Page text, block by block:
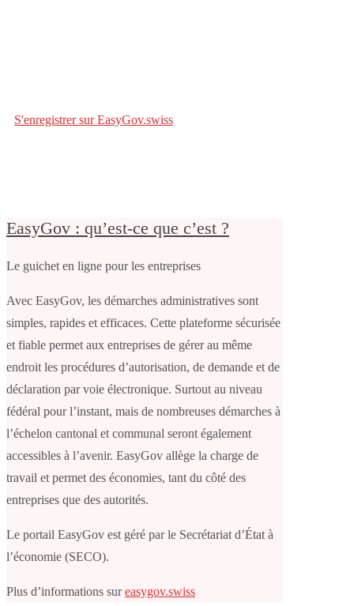
S'enregistrer sur EasyGov.swiss
EasyGov : qu’est-ce que c’est ?
Le guichet en ligne pour les entreprises
Avec EasyGov, les démarches administratives sont
simples, rapides et efficaces. Cette plateforme sécurisée
et fiable permet aux entreprises de gérer au même
endroit les procédures d’autorisation, de demande et de
déclaration par voie électronique. Surtout au niveau
fédéral pour l’instant, mais de nombreuses démarches à
l’échelon cantonal et communal seront également
accessibles à l’avenir. EasyGov allège la charge de
travail et permet des économies, tant du côté des
entreprises que des autorités.
Le portail EasyGov est géré par le Secrétariat d’État à
l’économie (SECO).
Plus d’informations sureasygov.swiss